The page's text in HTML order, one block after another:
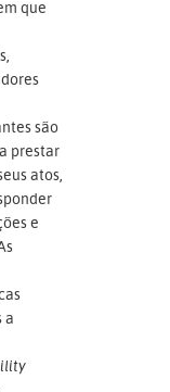
que
são
prestar
atos,
e
a